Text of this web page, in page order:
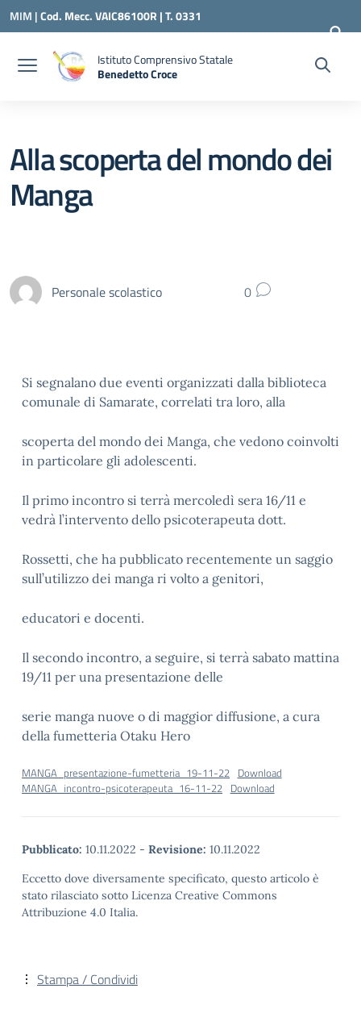
Vai ai contenuti
Vai al menu di navigazione
Vai al footer
MIM |Cod. Mecc. VAIC86100R | T. 0331
240260 | VAIC86100R@ISTRUZIONE.IT
Istituto Comprensivo Statale
Benedetto Croce
Alla scoperta del mondo dei
Manga
Personale scolastico 0
Si segnalano due eventi organizzati dalla biblioteca
comunale di Samarate, correlati tra loro, alla
scoperta del mondo dei Manga, che vedono coinvolti
in particolare gli adolescenti.
Il primo incontro si terrà mercoledì sera 16/11 e
vedrà l’intervento dello psicoterapeuta dott.
Rossetti, che ha pubblicato recentemente un saggio
sull’utilizzo dei manga ri volto a genitori,
educatori e docenti.
Il secondo incontro, a seguire, si terrà sabato mattina
19/11 per una presentazione delle
serie manga nuove o di maggior diffusione, a cura
della fumetteria Otaku Hero
MANGA_presentazione-fumetteria_19-11-22 Download
MANGA_incontro-psicoterapeuta_16-11-22 Download
Pubblicato: 10.11.2022 - Revisione: 10.11.2022
Eccetto dove diversamente specificato, questo articolo è
stato rilasciato sotto Licenza Creative Commons
Attribuzione 4.0 Italia.
Stampa / Condividi